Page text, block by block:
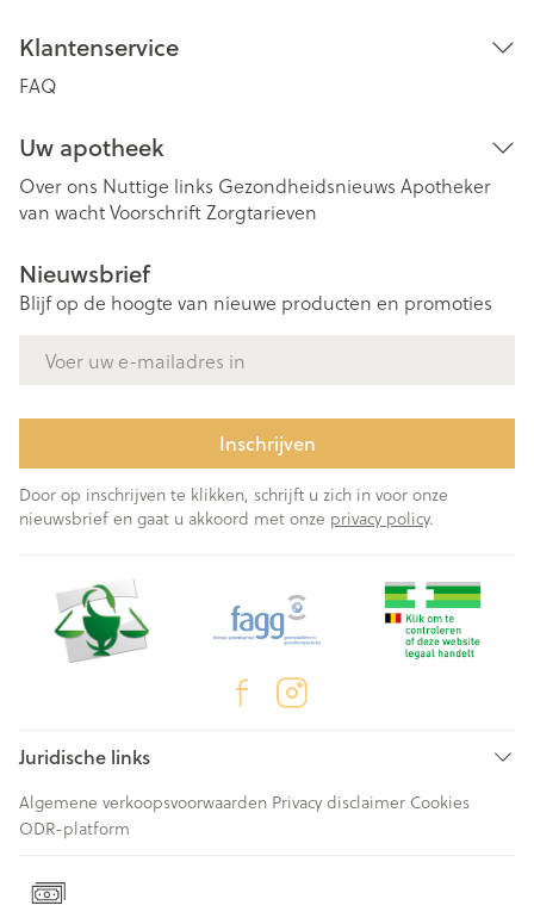
Klantenservice
FAQ
Uw apotheek
Over ons Nuttige links Gezondheidsnieuws Apotheker
van wachtVoorschriftZorgtarieven
Nieuwsbrief
Blijf op de hoogte van nieuwe producten en promoties
Inschrijven
Door op inschrijven te klikken, schrijft u zich in voor onze
nieuwsbrief en gaat u akkoord met onze privacy policy.
Juridische links
Algemene verkoopsvoorwaarden Privacy disclaimer Cookies
ODR-platform